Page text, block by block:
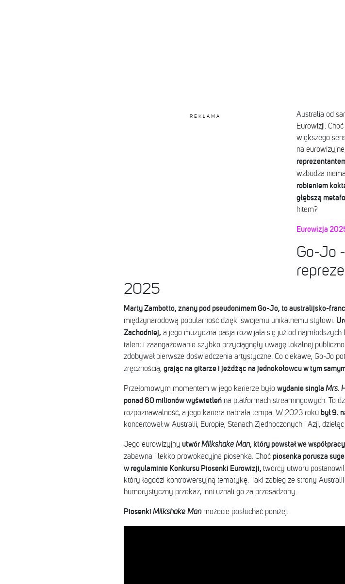
REKLAMA
Australia od
Eurowizji.
większego
na
wzbudza
robieniem
głębszą
hitem?
Eurowizja
Go-Jo
2025
Marty Zambotto, znany pod pseudonimem Go-Jo, to australijsko-
międzynarodową popularność dzięki swojemu unikalnemu stylowi.
Zachodniej, a jego muzyczna pasja rozwijała się już od najmłodszych
talent i zaangażowanie szybko przyciągnęły uwagę lokalnej
zdobywał pierwsze doświadczenia artystyczne. Co ciekawe, Go-Jo
zręcznością, grając na gitarze i jeżdżąc na jednokołowcu w tym
Przełomowym momentem w jego karierze było wydanie singla Mrs.
ponad 60 milionów wyświetleńna platformach streamingowych. To
rozpoznawalność, a jego kariera nabrała tempa. W 2023 roku był 9.
koncertował w Australii, Europie, Stanach Zjednoczonych i Azji,
Jego eurowizyjny utwórMilkshake Man, który powstał we
zabawna i lekko prowokacyjna piosenka. Choć piosenka porusza
w regulaminie Konkursu Piosenki Eurowizji, twórcy utworu postanowili
który łagodzi kontrowersyjną tematykę. Taki zabieg ze strony
humorystyczny przekaz, inni uznali go za przesadzony.
Piosenki Milkshake Man możecie posłuchać poniżej.